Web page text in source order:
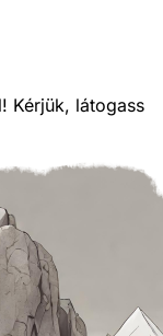
Kérjük, látogass